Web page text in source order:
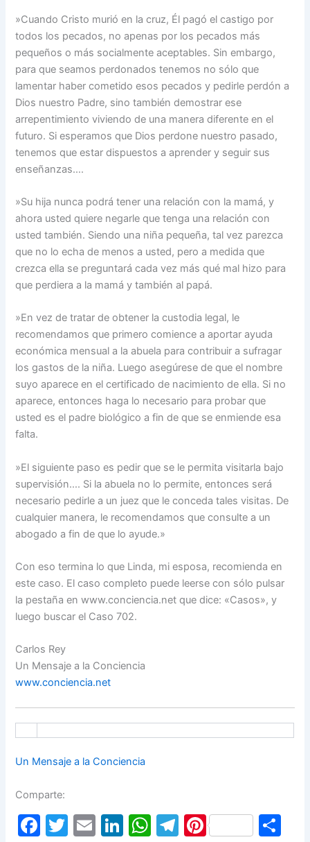
»Cuando Cristo murió en la cruz, Él pagó el castigo por
todos los pecados, no apenas por los pecados más
pequeños o más socialmente aceptables. Sin embargo,
para que seamos perdonados tenemos no sólo que
lamentar haber cometido esos pecados y pedirle perdón a
Dios nuestro Padre, sino también demostrar ese
arrepentimiento viviendo de una manera diferente en el
futuro. Si esperamos que Dios perdone nuestro pasado,
tenemos que estar dispuestos a aprender y seguir sus
enseñanzas….
»Su hija nunca podrá tener una relación con la mamá, y
ahora usted quiere negarle que tenga una relación con
usted también. Siendo una niña pequeña, tal vez parezca
que no lo echa de menos a usted, pero a medida que
crezca ella se preguntará cada vez más qué mal hizo para
que perdiera a la mamá y también al papá.
»En vez de tratar de obtener la custodia legal, le
recomendamos que primero comience a aportar ayuda
económica mensual a la abuela para contribuir a sufragar
los gastos de la niña. Luego asegúrese de que el nombre
suyo aparece en el certificado de nacimiento de ella. Si no
aparece, entonces haga lo necesario para probar que
usted es el padre biológico a fin de que se enmiende esa
falta.
»El siguiente paso es pedir que se le permita visitarla bajo
supervisión…. Si la abuela no lo permite, entonces será
necesario pedirle a un juez que le conceda tales visitas. De
cualquier manera, le recomendamos que consulte a un
abogado a fin de que lo ayude.»
Con eso termina lo que Linda, mi esposa, recomienda en
este caso. El caso completo puede leerse con sólo pulsar
la pestaña en www.conciencia.net que dice: «Casos», y
luego buscar el Caso 702.
Carlos Rey
Un Mensaje a la Conciencia
www.conciencia.net
Un Mensaje a la Conciencia
Comparte:
F
T
E
Li W T Pi